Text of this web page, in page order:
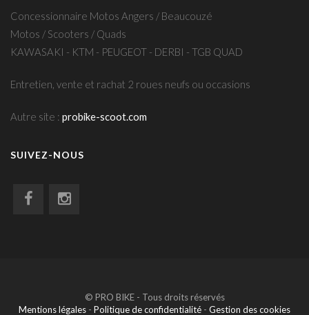
Concessionnaire Motos Angers / Beaucouzé
Motos / Scooters / Quads
KAWASAKI - KTM - PEUGEOT - DERBI - TGB QUAD
Entretien, vente et rachat 2 roues neufs ou occasions
Autre site : probike-scoot.com
SUIVEZ-NOUS
© PRO BIKE - Tous droits réservés
Mentions légales - Politique de confidentialité - Gestion des cookies